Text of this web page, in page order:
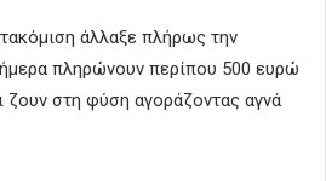
άλλαξε πλήρως την
πληρώνουν περίπου 500 ευρώ
ζουν στη φύση αγοράζοντας αγνά